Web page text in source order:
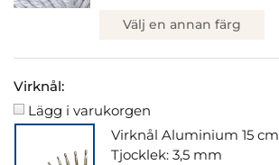
Välj en annan färg
Virknål:
Lägg i varukorgen
Virknål Aluminium 15 cm
Tjocklek: 3,5 mm